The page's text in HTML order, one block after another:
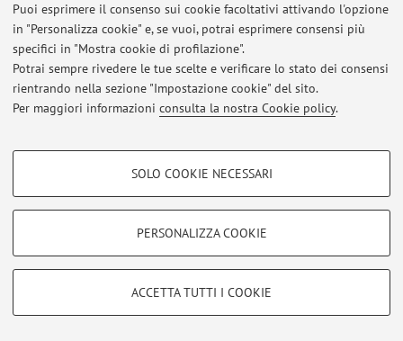
Puoi esprimere il consenso sui cookie facoltativi attivando l'opzione
in "Personalizza cookie" e, se vuoi, potrai esprimere consensi più
specifici in "Mostra cookie di profilazione".
Potrai sempre rivedere le tue scelte e verificare lo stato dei consensi
rientrando nella sezione "Impostazione cookie" del sito.
Per maggiori informazioni consulta la nostra Cookie policy.
COOKIE DI PROFILAZIONE - FACOLTATIVI
COOKIE TECNICI - NECESSARI
Si tratta di cookie tecnici utilizzati, a titolo esemplificativo, per il corretto
SOLO COOKIE NECESSARI
PERSONALIZZA COOKIE
ACCETTA TUTTI I COOKIE
Area riservata
Accedi tramite
|Note legali| Impostazioni Cookie